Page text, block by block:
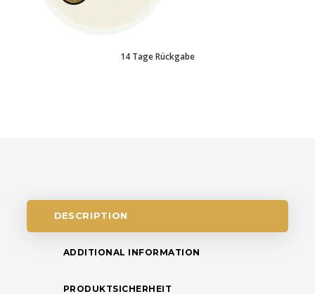
14 Tage Rückgabe
DESCRIPTION
ADDITIONAL INFORMATION
PRODUKTSICHERHEIT